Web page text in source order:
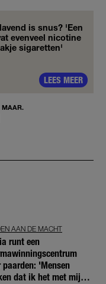
is snus? 'Een
evenveel nicotine
sigaretten'
LEES MEER
AAN DE MACHT
runt een
paarden: 'Mensen
dat ik het met mijn